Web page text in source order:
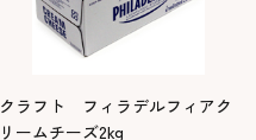
クラフト フィラデルフィアク
リームチーズ2kg